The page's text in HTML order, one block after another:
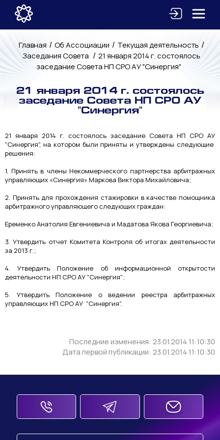
Главная / Об Ассоциации / Текущая деятельность /
Заседания Совета / 21 января 2014 г. состоялось
заседание Совета НП СРО АУ "Синергия"
21 января 2014 г. состоялось
заседание Совета НП СРО АУ
"Синергия"
21 января 2014 г. состоялось заседание Совета НП СРО АУ
"Синергия", на котором были приняты и утверждены следующие
решения:
1. Принять в члены Некоммерческого партнерства арбитражных
управляющих «Синергия» Маркова Виктора Михайловича;
2. Принять для прохождения стажировки в качестве помощника
арбитражного управляющего следующих граждан:
Еременко Анатолия Евгениевича и Мадатова Якова Георгиевича;
3. Утвердить отчет Комитета Контроля об итогах деятельности
за 2013 г.;
4. Утвердить Положение об информационной открытости
деятельности НП СРО АУ "Синергия";
5. Утвердить Положение о ведении реестра арбитражных
управляющих НП СРО АУ "Синергия".
Последние изменения: 23.01.2014 11:10:30
Дата первой публикации: 23.01.2014 11:10:30